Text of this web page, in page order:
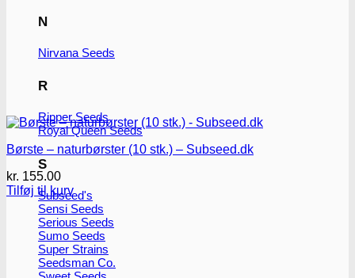
N
Nirvana Seeds
R
Ripper Seeds
Royal Queen Seeds
S
Subseed's
Sensi Seeds
Serious Seeds
Sumo Seeds
Super Strains
Seedsman Co.
Børste – naturbørster (10 stk.) – Subseed.dk
kr. 155.00
Tilføj til kurv